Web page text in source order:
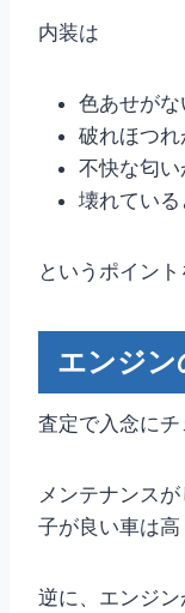
内装は
色あせがな
破れほつれ
不快な匂い
壊れてい
というポイン
エンジン
査定で入念にチ
メンテナンス
子が良い車は高
逆に、エンジ